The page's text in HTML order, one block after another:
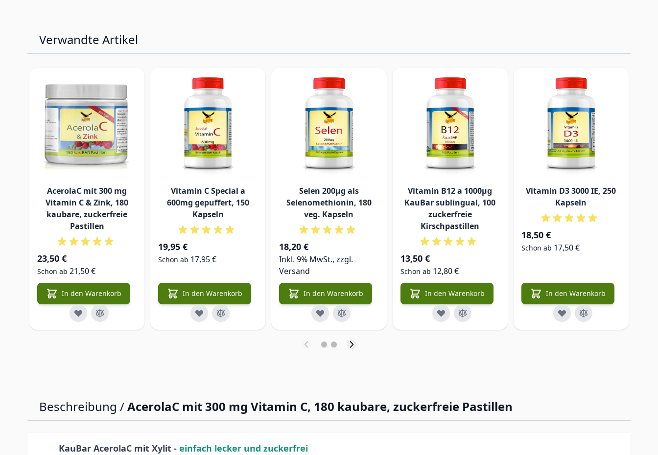
Verwandte Artikel
AcerolaC mit 300 mg
Vitamin C & Zink, 180
kaubare, zuckerfreie
Pastillen
23,50 €
Schon ab 21,50 €
In den Warenkorb
Vitamin C Special a
600mg gepuffert, 150
Kapseln
19,95 €
Schon ab 17,95 €
In den Warenkorb
Selen 200µg als
Selenomethionin, 180
veg. Kapseln
18,20 €
Inkl. 9% MwSt., zzgl.
Versand
In den Warenkorb
Vitamin B12 a 1000µg
KauBar sublingual, 100
zuckerfreie
Kirschpastillen
13,50 €
Schon ab 12,80 €
In den Warenkorb
Vitamin D3 3000 IE, 250
Kapseln
18,50 €
Schon ab 17,50 €
In den Warenkorb
Beschreibung /AcerolaC mit 300 mg Vitamin C, 180 kaubare, zuckerfreie Pastillen
KauBar AcerolaC mit Xylit - einfach lecker und zuckerfrei